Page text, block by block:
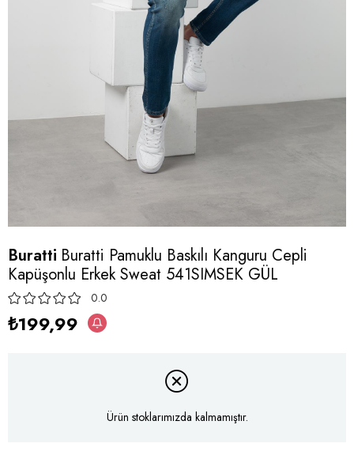
Buratti Buratti Pamuklu Baskılı Kanguru Cepli
Kapüşonlu Erkek Sweat 541SIMSEK GÜL
0.0
₺199,99
Ürün stoklarımızda kalmamıştır.